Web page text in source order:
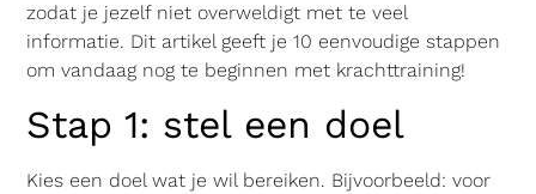
zodat je jezelf niet overweldigt met te veel
informatie. Dit artikel geeft je 10 eenvoudige stappen
om vandaag nog te beginnen met krachttraining!
Stap 1: stel een doel
Kies een doel wat je wil bereiken. Bijvoorbeeld: voor